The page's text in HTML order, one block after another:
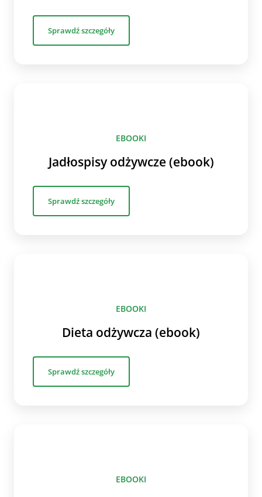
Sprawdź szczegóły
EBOOKI
Jadłospisy odżywcze (ebook)
Sprawdź szczegóły
EBOOKI
Dieta odżywcza (ebook)
Sprawdź szczegóły
EBOOKI